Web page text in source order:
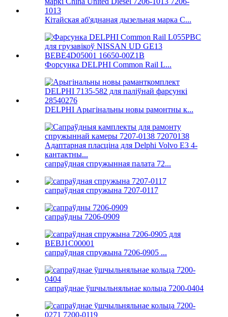
Кітайская аб'яднаная дызельная марка C...
Форсунка DELPHI Common Rail L...
DELPHI Арыгінальны новы рамонтны к...
сапраўдная спружынная палата 72...
сапраўдная спружына 7207-0117
сапраўдны 7206-0909
сапраўдная спружына 7206-0905 ...
сапраўднае ўшчыльняльнае кольца 7200-0404